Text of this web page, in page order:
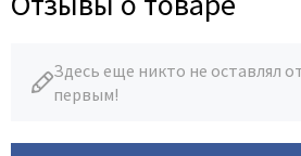
STR
Torex
Здесь еще никто не оставлял
первым!